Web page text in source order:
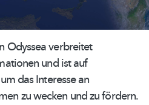
Odyssea verbreitet
und ist auf
das Interesse an
zu wecken und zu fördern.